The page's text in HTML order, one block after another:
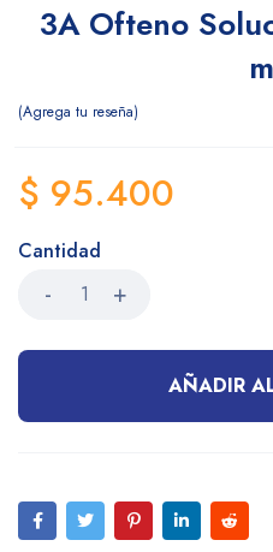
3A Ofteno
Agrega tu reseña
$ 95.400
Cantidad
AÑADIR